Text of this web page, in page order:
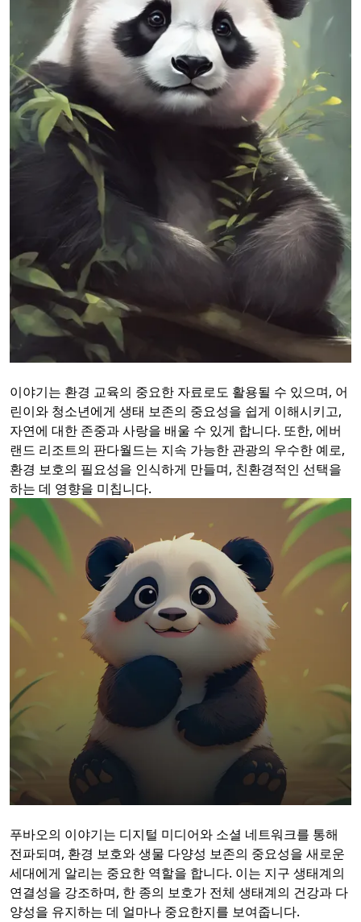
이야기는 환경 교육의 중요한 자료로도 활용될 수 있으며, 어
린이와 청소년에게 생태 보존의 중요성을 쉽게 이해시키고,
자연에 대한 존중과 사랑을 배울 수 있게 합니다. 또한, 에버
랜드 리조트의 판다월드는 지속 가능한 관광의 우수한 예로,
환경 보호의 필요성을 인식하게 만들며, 친환경적인 선택을
하는 데 영향을 미칩니다.
푸바오의 이야기는 디지털 미디어와 소셜 네트워크를 통해
전파되며, 환경 보호와 생물 다양성 보존의 중요성을 새로운
세대에게 알리는 중요한 역할을 합니다. 이는 지구 생태계의
연결성을 강조하며, 한 종의 보호가 전체 생태계의 건강과 다
양성을 유지하는 데 얼마나 중요한지를 보여줍니다.